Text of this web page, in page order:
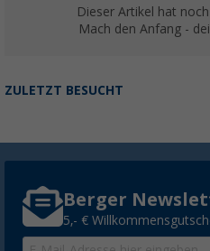
Dieser Artikel hat
Mach den Anfang -
ZULETZT BESUCHT
Berger
5,- €